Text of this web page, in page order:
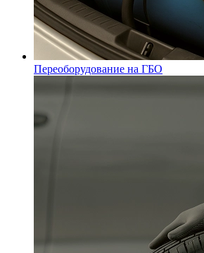
Переоборудование на ГБО